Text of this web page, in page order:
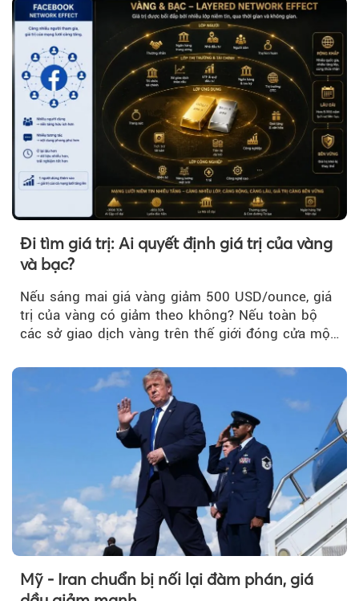
Đi tìm giá trị: Ai quyết định giá trị của vàng
và bạc?
Nếu sáng mai giá vàng giảm 500 USD/ounce, giá
trị của vàng có giảm theo không? Nếu toàn bộ
các sở giao dịch vàng trên thế giới đóng cửa một
Mỹ - Iran chuẩn bị nối lại đàm phán, giá